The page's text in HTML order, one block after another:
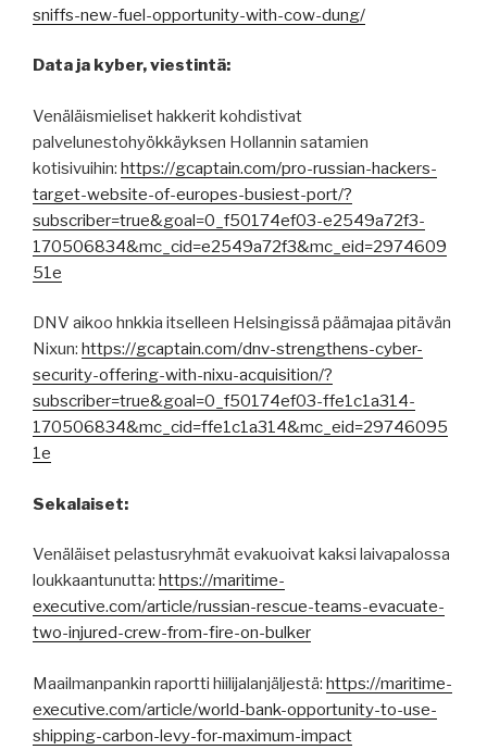
sniffs-new-fuel-opportunity-with-cow-dung/
Data ja kyber, viestintä:
Venäläismieliset hakkerit kohdistivat
palvelunestohyökkäyksen Hollannin satamien
kotisivuihin: https://gcaptain.com/pro-russian-hackers-
target-website-of-europes-busiest-port/?
subscriber=true&goal=0_f50174ef03-e2549a72f3-
170506834&mc_cid=e2549a72f3&mc_eid=2974609
51e
DNV aikoo hnkkia itselleen Helsingissä päämajaa pitävän
Nixun: https://gcaptain.com/dnv-strengthens-cyber-
security-offering-with-nixu-acquisition/?
subscriber=true&goal=0_f50174ef03-ffe1c1a314-
170506834&mc_cid=ffe1c1a314&mc_eid=29746095
1e
Sekalaiset:
Venäläiset pelastusryhmät evakuoivat kaksi laivapalossa
loukkaantunutta: https://maritime-
executive.com/article/russian-rescue-teams-evacuate-
two-injured-crew-from-fire-on-bulker
Maailmanpankin raportti hiilijalanjäljestä: https://maritime-
executive.com/article/world-bank-opportunity-to-use-
shipping-carbon-levy-for-maximum-impact